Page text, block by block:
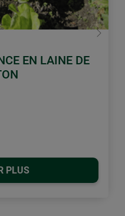
EN LAINE DE
PLUS